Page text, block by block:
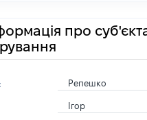
про
Репешко
Ігор